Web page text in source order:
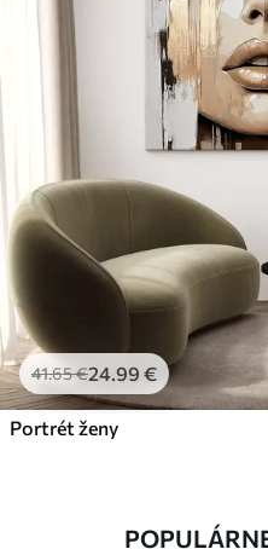
41.65€24.99 €
Portrét ženy